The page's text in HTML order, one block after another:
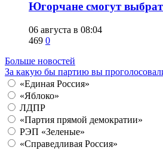
Югорчане смогут
06 августа в 08:04
469 0
Больше новостей
За какую бы партию вы
«Единая Россия»
«Яблоко»
ЛДПР
«Партия прямой демократии»
РЭП «Зеленые»
«Справедливая Россия»